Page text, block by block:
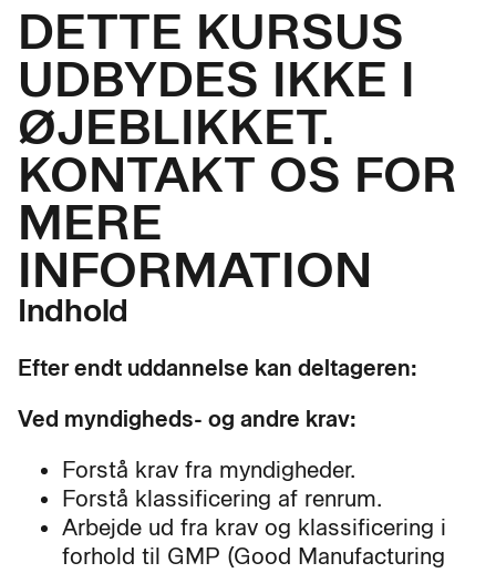
DETTE KURSUS
UDBYDES IKKE I
ØJEBLIKKET.
KONTAKT OS FOR
MERE
INFORMATION
Indhold
Efter endt uddannelse kan deltageren:
Ved myndigheds- og andre krav:
Forstå krav fra myndigheder.
Forstå klassificering af renrum.
Arbejde ud fra krav og klassificering i
forhold til GMP (Good Manufacturing